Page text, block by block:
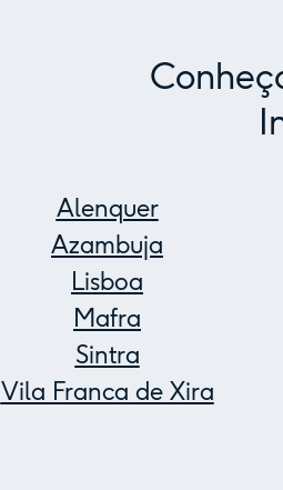
Alenquer
Azambuja
Lisboa
Mafra
Sintra
Vila Franca de Xira